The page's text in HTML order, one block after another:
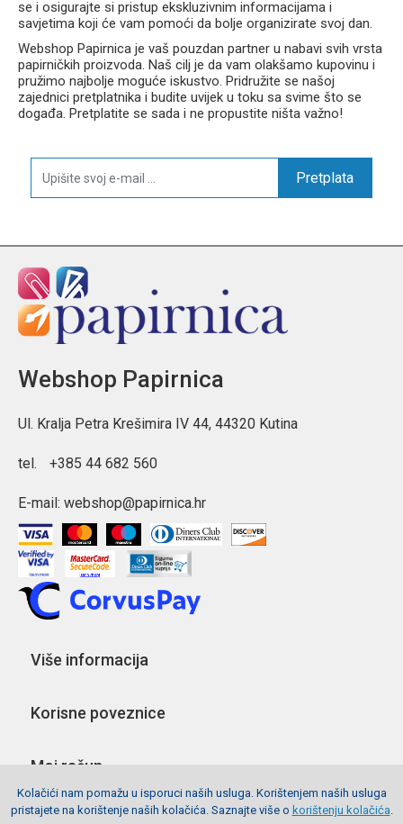
se i osigurajte si pristup ekskluzivnim informacijama i
savjetima koji će vam pomoći da bolje organizirate svoj dan.
Webshop Papirnica je vaš pouzdan partner u nabavi svih vrsta
papirničkih proizvoda. Naš cilj je da vam olakšamo kupovinu i
pružimo najbolje moguće iskustvo. Pridružite se našoj
zajednici pretplatnika i budite uvijek u toku sa svime što se
događa. Pretplatite se sada i ne propustite ništa važno!
Pretplata
Webshop Papirnica
Ul. Kralja Petra Krešimira IV 44, 44320 Kutina
tel. +385 44 682 560
E-mail: webshop@papirnica.hr
Više informacija
Korisne poveznice
Moj račun
Pratite nas
Kolačići nam pomažu u isporuci naših usluga. Korištenjem naših usluga
pristajete na korištenje naših kolačića. Saznajte više o korištenju kolačića.